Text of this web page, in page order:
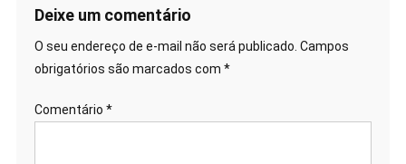
Deixe um comentário
O seu endereço de e-mail não será publicado. Campos
obrigatórios são marcados com *
Comentário *